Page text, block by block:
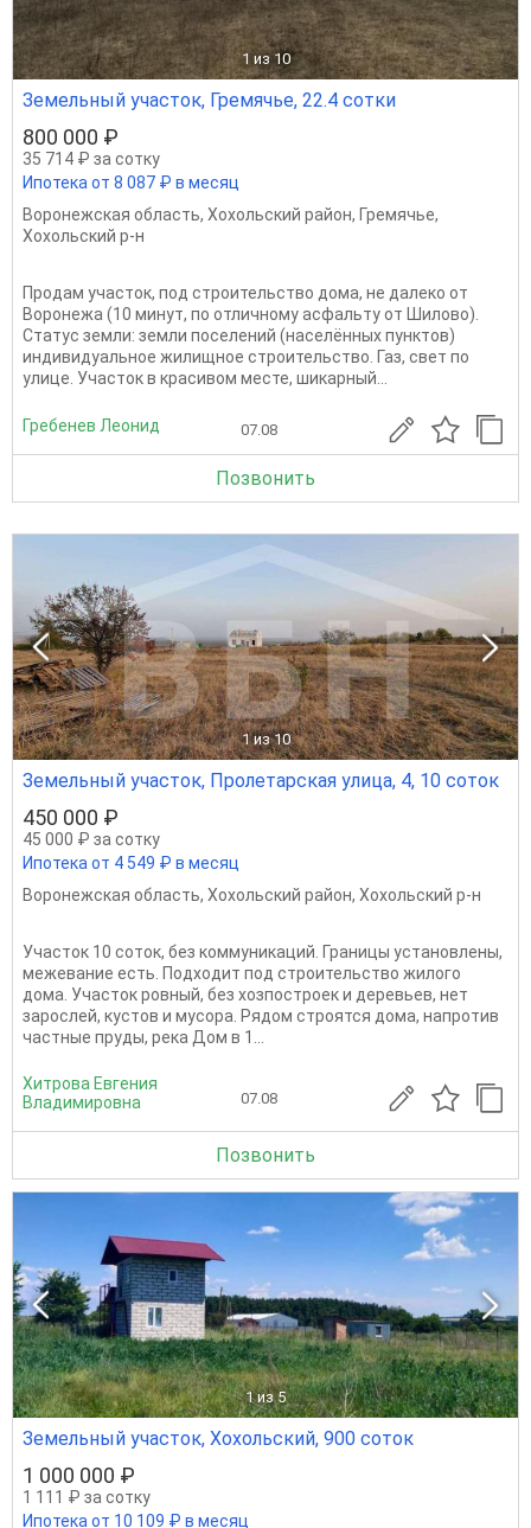
1 из 10
Земельный участок, Гремячье, 22.4 сотки
800 000 ₽
35 714 ₽ за сотку
Ипотека от 8 087 ₽ в месяц
Воронежская область, Хохольский район, Гремячье,
Хохольский р-н
Продам участок, под строительство дома, не далеко от
Воронежа (10 минут, по отличному асфальту от Шилово).
Статус земли: земли поселений (населённых пунктов)
индивидуальное жилищное строительство. Газ, свет по
улице. Участок в красивом месте, шикарный...
Гребенев Леонид 07.08
Позвонить
1 из 10
Земельный участок, Пролетарская улица, 4, 10 соток
450 000 ₽
45 000 ₽ за сотку
Ипотека от 4 549 ₽ в месяц
Воронежская область, Хохольский район, Хохольский р-н
Участок 10 соток, без коммуникаций. Границы установлены,
межевание есть. Подходит под строительство жилого
дома. Участок ровный, без хозпостроек и деревьев, нет
зарослей, кустов и мусора. Рядом строятся дома, напротив
частные пруды, река Дом в 1...
Хитрова Евгения
Владимировна
07.08
Позвонить
1 из 5
Земельный участок, Хохольский, 900 соток
1 000 000 ₽
1 111 ₽ за сотку
Ипотека от 10 109 ₽ в месяц